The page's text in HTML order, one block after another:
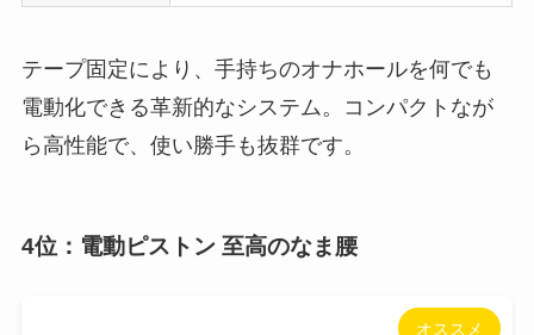
テープ固定により、手持ちのオナホールを何でも
電動化できる革新的なシステム。コンパクトなが
ら高性能で、使い勝手も抜群です。
4位：電動ピストン 至高のなま腰
オススメ